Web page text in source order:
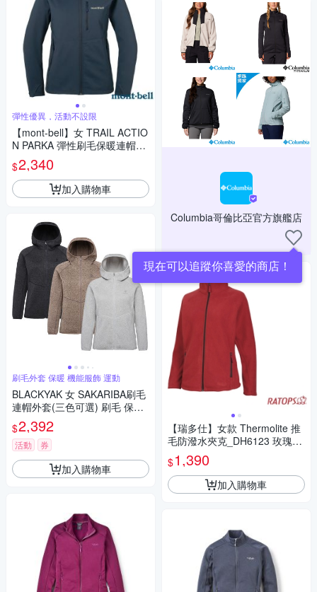
彈性優異，活動不設限
【mont-bell】女 TRAIL ACTIO
N PARKA 彈性刷毛保暖連帽外
套_1106734 NV 海軍藍
$2,340
加入購物車
刷毛外套 保暖 機能服飾 運動
BLACKYAK 女 SAKARIBA刷毛
連帽外套(三色可選) 刷毛 保暖
拉鍊口袋 外套 BYEB2WJ206
$2,392
活動 券
加入購物車
Columbia哥倫比亞官方旗艦店
現在可以追蹤你喜愛的商店！
【瑞多仕】女款 Thermolite 推
毛防潑水夾克_DH6123 玫瑰紅
色 V1
$1,390
加入購物車